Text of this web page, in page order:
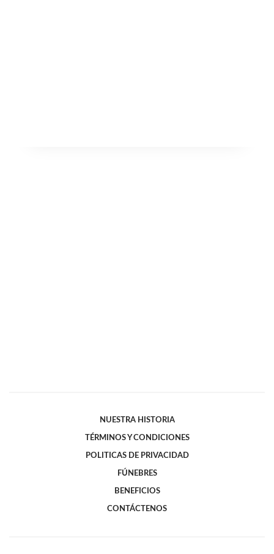
NUESTRA HISTORIA
TÉRMINOS Y CONDICIONES
POLITICAS DE PRIVACIDAD
FÚNEBRES
BENEFICIOS
CONTÁCTENOS